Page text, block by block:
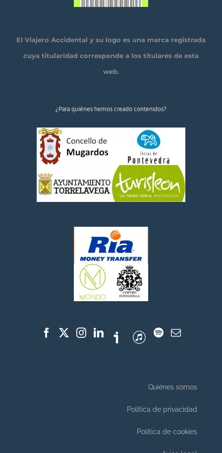
El Viajero Accidental y su logo es una marca registrada
cuya titularidad corresponde a los titulares de esta
web.
¿Para quiénes hemos creado contenidos?
Quiénes somos
Política de privacidad
Política de cookies